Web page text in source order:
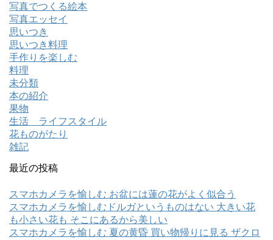
写真でつくる絵本
写真エッセイ
思いつき
思いつき料理
手作りを楽しむ
料理
未分類
本の紹介
果物
生活 ライフスタイル
花ものがたり
雑記
最近の投稿
スマホカメラを愉しむ お盆には蓮の花がよく似合う
スマホカメラを愉しむドルガというものはない 大きい花
も小さい花も そこにあるから美しい
スマホカメラを愉しむ 夏の黄昏 買い物帰りに見る ザクロ